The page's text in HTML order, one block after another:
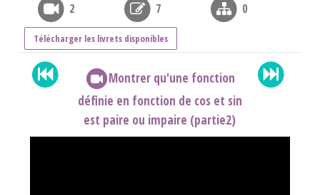
2 7 0
Télécharger les livrets disponibles
Montrer qu'une fonction
définie en fonction de cos et sin
est paire ou impaire (partie2)